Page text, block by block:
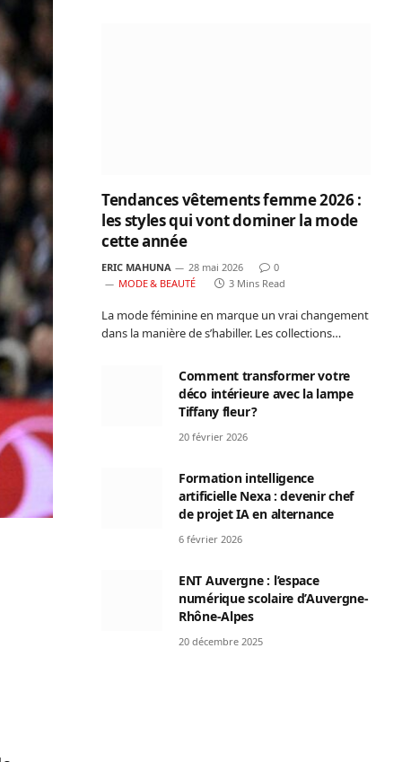
Tendances vêtements femme 2026 :
les styles qui vont dominer la mode
cette année
ERIC MAHUNA 28 mai 2026
0
MODE & BEAUTÉ
3 Mins Read
La mode féminine en marque un vrai changement
dans la manière de s’habiller. Les collections…
Comment transformer votre
déco intérieure avec la lampe
Tiffany fleur ?
20 février 2026
Formation intelligence
artificielle Nexa : devenir chef
de projet IA en alternance
6 février 2026
ENT Auvergne : l’espace
numérique scolaire d’Auvergne-
Rhône-Alpes
20 décembre 2025